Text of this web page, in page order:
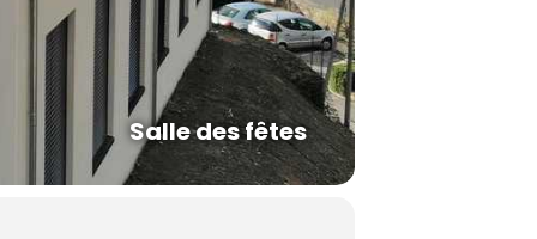
Salle des fêtes